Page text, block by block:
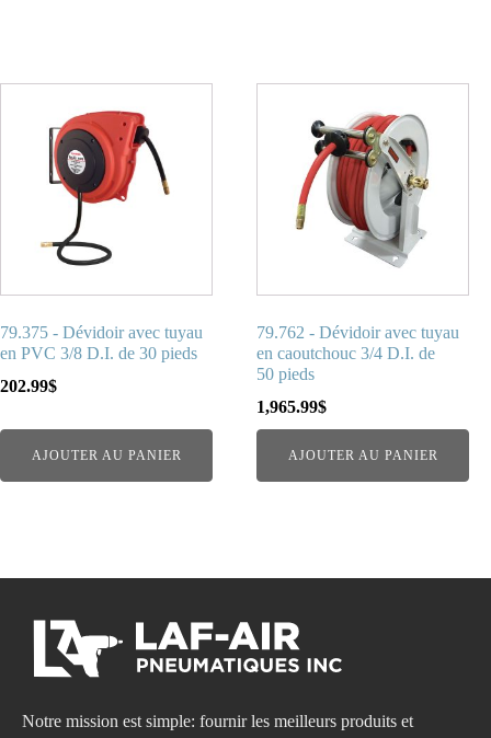
79.375 - Dévidoir avec tuyau
en PVC 3/8 D.I. de 30 pieds
202.99$
AJOUTER AU PANIER
79.762 - Dévidoir avec tuyau
en caoutchouc 3/4 D.I. de
50 pieds
1,965.99$
AJOUTER AU PANIER
Notre mission est simple: fournir les meilleurs produits et